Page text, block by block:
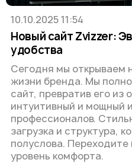
10.10.2025 11:54
Новый сайт Zvizzer:
удобства
Сегодня мы открываем
жизни бренда. Мы
сайт, превратив его из
интуитивный и мощный
профессионалов.
загрузка и структура,
полуслова.
уровень комфорта.